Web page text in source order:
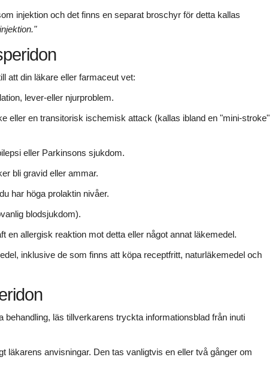
injektion och det finns en separat broschyr för detta kallas
att din läkare eller farmaceut vet:
lever-eller njurproblem.
eller en transitorisk ischemisk attack (kallas ibland en "mini-stroke"
eller Parkinsons sjukdom.
bli gravid eller ammar.
har höga prolaktin nivåer.
blodsjukdom).
en allergisk reaktion mot detta eller något annat läkemedel.
inklusive de som finns att köpa receptfritt, naturläkemedel och
behandling, läs tillverkarens tryckta informationsblad från inuti
läkarens anvisningar. Den tas vanligtvis en eller två gånger om